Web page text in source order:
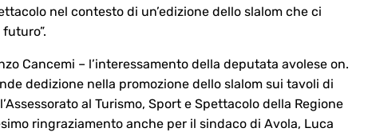
nel contesto di un’edizione dello slalom che ci
Cancemi – l’interessamento della deputata avolese on.
dedizione nella promozione dello slalom sui tavoli di
al Turismo, Sport e Spettacolo della Regione
ringraziamento anche per il sindaco di Avola, Luca